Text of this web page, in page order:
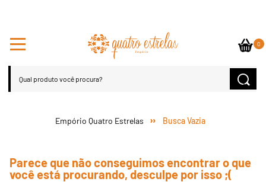
0
Busca Vazia
Parece que não conseguimos encontrar o que
você está procurando, desculpe por isso ;(